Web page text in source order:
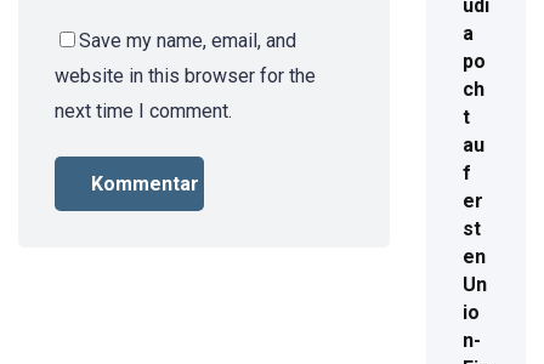
Save my name, email, and
website in this browser for the
next time I comment.
udi
a
po
ch
t
au
f
er
st
en
Un
io
n-